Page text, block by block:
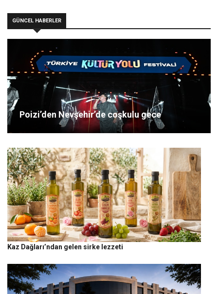
GÜNCEL HABERLER
Poizi’den Nevşehir’de coşkulu gece
Kaz Dağları’ndan gelen sirke lezzeti